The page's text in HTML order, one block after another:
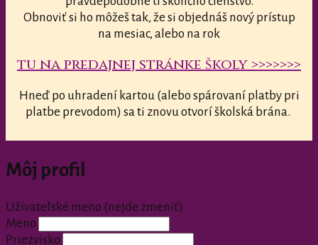
Obnoviť si ho môžeš tak, že si objednáš nový prístup
na mesiac, alebo na rok
tu na predajnej stránke školy >>>>>>>
Hneď po uhradení kartou (alebo spárovaní platby pri
platbe prevodom) sa ti znovu otvorí školská brána.
Môj profil
Užívateľské meno (nejde zmeniť)
Meno
Priezvisko